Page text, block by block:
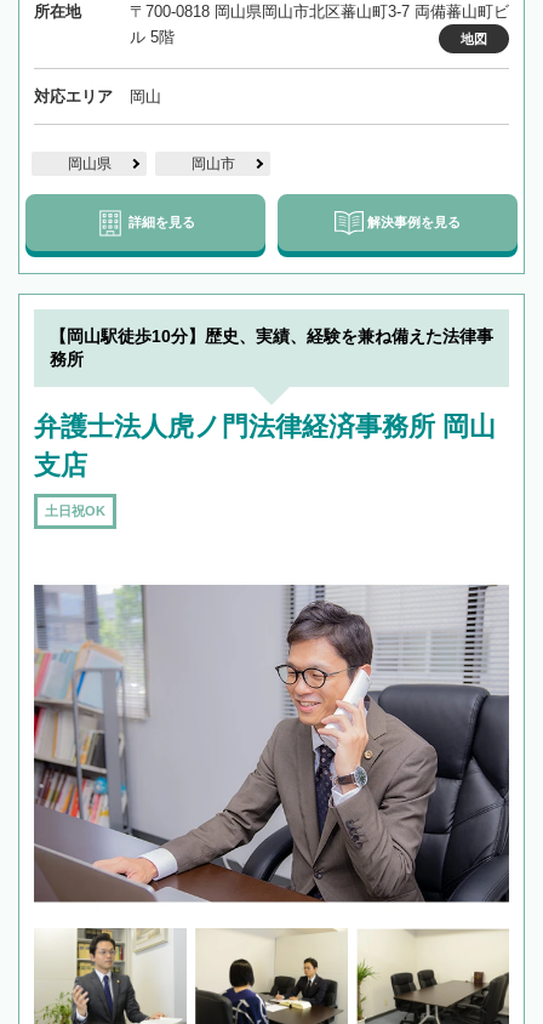
所在地
〒700-0818 岡山県岡山市北区蕃山町3-7 両備蕃山町ビ
ル 5階
地図
対応エリア 岡山
岡山県 岡山市
詳細を見る 解決事例を見る
【岡山駅徒歩10分】歴史、実績、経験を兼ね備えた法律事
務所
弁護士法人虎ノ門法律経済事務所 岡山
支店
土日祝OK